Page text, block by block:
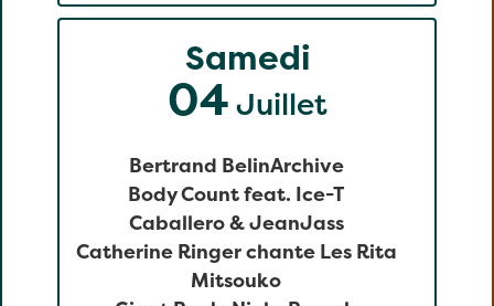
Samedi
04Juillet
Bertrand BelinArchive
Body Count feat. Ice-T
Caballero & JeanJass
Catherine Ringer chante Les Rita
Mitsouko